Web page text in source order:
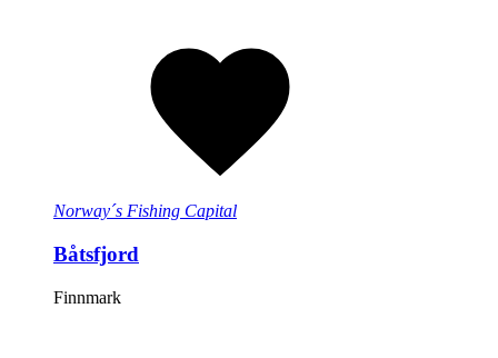
Norway´s Fishing Capital
Båtsfjord
Finnmark